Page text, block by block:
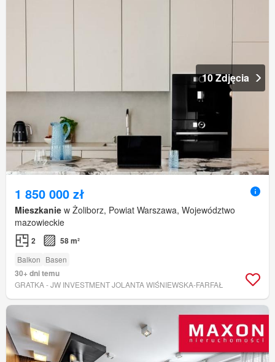
10 Zdjęcia
1 850 000 zł
Mieszkanie w Żoliborz, Powiat Warszawa, Województwo
mazowieckie
2 58 m²
Balkon Basen
30+ dni temu
GRATKA - JW INVESTMENT JOLANTA WIŚNIEWSKA-FARFAŁ